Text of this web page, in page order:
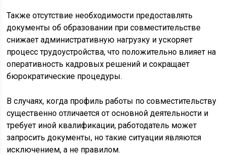
Также отсутствие необходимости предоставлять
документы об образовании при совместительстве
снижает административную нагрузку и ускоряет
процесс трудоустройства, что положительно влияет на
оперативность кадровых решений и сокращает
бюрократические процедуры.
В случаях, когда профиль работы по совместительству
существенно отличается от основной деятельности и
требует иной квалификации, работодатель может
запросить документы, но такие ситуации являются
исключением, а не правилом.